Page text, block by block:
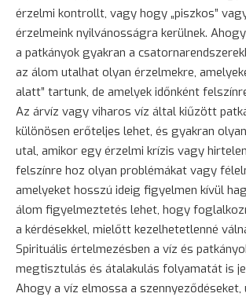
érzelmi kontrollt, vagy hogy „piszkos”
érzelmeink nyilvánosságra kerülnek.
a patkányok gyakran a
az álom utalhat olyan érzelmekre,
alatt” tartunk, de amelyek időnként
Az árvíz vagy viharos víz által kiűzött
különösen erőteljes lehet, és gyakran
utal, amikor egy érzelmi krízis vagy
felszínre hoz olyan problémákat vagy
amelyeket hosszú ideig figyelmen kívül
álom figyelmeztetés lehet, hogy
a kérdésekkel, mielőtt kezelhetetlenné
Spirituális értelmezésben a víz és
megtisztulás és átalakulás folyamatát is
Ahogy a víz elmossa a szennyeződéseket,